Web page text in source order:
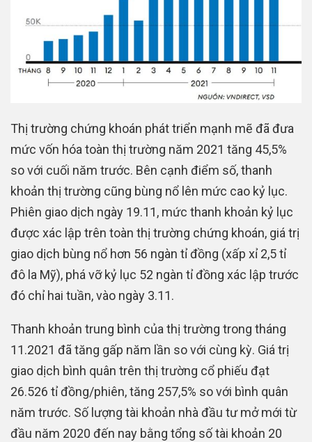
Thị trường chứng khoán phát triển mạnh mẽ đã đưa
mức vốn hóa toàn thị trường năm 2021 tăng 45,5%
so với cuối năm trước. Bên cạnh điểm số, thanh
khoản thị trường cũng bùng nổ lên mức cao kỷ lục.
Phiên giao dịch ngày 19.11, mức thanh khoản kỷ lục
được xác lập trên toàn thị trường chứng khoán, giá trị
giao dịch bùng nổ hơn 56 ngàn tỉ đồng (xấp xỉ 2,5 tỉ
đô la Mỹ), phá vỡ kỷ lục 52 ngàn tỉ đồng xác lập trước
đó chỉ hai tuần, vào ngày 3.11.
Thanh khoản trung bình của thị trường trong tháng
11.2021 đã tăng gấp năm lần so với cùng kỳ. Giá trị
giao dịch bình quân trên thị trường cổ phiếu đạt
26.526 tỉ đồng/phiên, tăng 257,5% so với bình quân
năm trước. Số lượng tài khoản nhà đầu tư mở mới từ
đầu năm 2020 đến nay bằng tổng số tài khoản 20